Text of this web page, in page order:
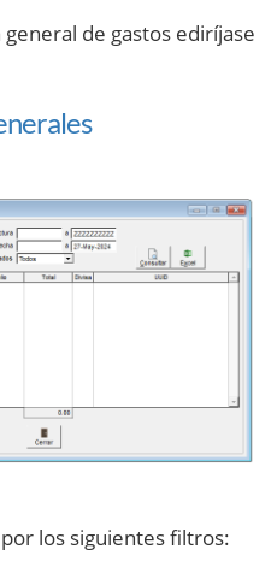
de gastos ediríjase
los siguientes filtros: